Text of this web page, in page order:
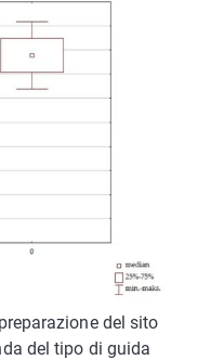
del sito
del tipo di guida